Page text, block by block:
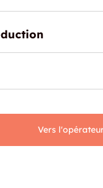
"Lagerräume
Vers